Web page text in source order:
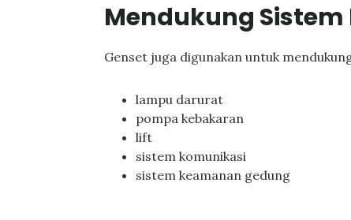
Mendukung
Genset juga digunakan untuk
lampu darurat
pompa kebakaran
lift
sistem komunikasi
sistem keamanan gedung